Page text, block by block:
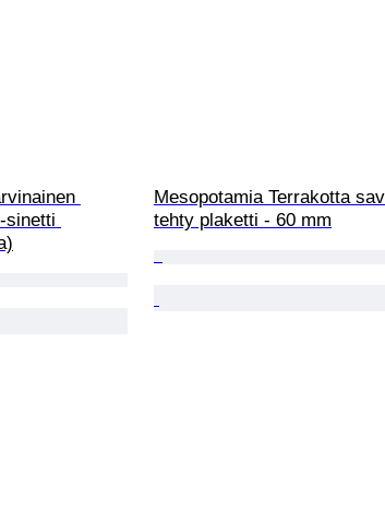
sinetti
Mesopotamia Terrakotta
tehty plaketti - 60 mm